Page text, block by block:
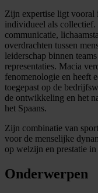
Zijn expertise ligt vooral
individueel als
communicatie,
overdrachten tussen
leiderschap binnen
representaties. Macia
fenomenologie en heeft
toegepast op de
de ontwikkeling en het
het Spaans.
Zijn combinatie van
voor de menselijke
op welzijn en prestatie in
Onderwerpen